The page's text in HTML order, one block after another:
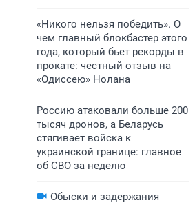
«Никого нельзя победить». О
чем главный блокбастер этого
года, который бьет рекорды в
прокате: честный отзыв на
«Одиссею» Нолана
Россию атаковали больше 200
тысяч дронов, а Беларусь
стягивает войска к
украинской границе: главное
об СВО за неделю
Обыски и задержания